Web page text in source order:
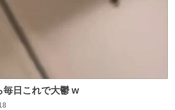
毎日これで大鬱 w